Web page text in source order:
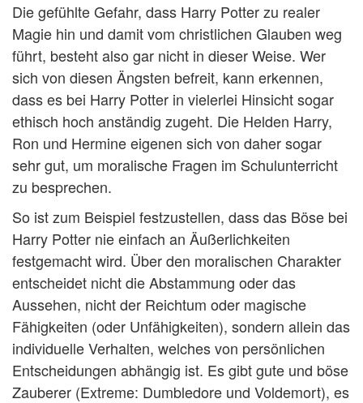
Die gefühlte Gefahr, dass Harry Potter zu realer
Magie hin und damit vom christlichen Glauben weg
führt, besteht also gar nicht in dieser Weise. Wer
sich von diesen Ängsten befreit, kann erkennen,
dass es bei Harry Potter in vielerlei Hinsicht sogar
ethisch hoch anständig zugeht. Die Helden Harry,
Ron und Hermine eigenen sich von daher sogar
sehr gut, um moralische Fragen im Schulunterricht
zu besprechen.
So ist zum Beispiel festzustellen, dass das Böse bei
Harry Potter nie einfach an Äußerlichkeiten
festgemacht wird. Über den moralischen Charakter
entscheidet nicht die Abstammung oder das
Aussehen, nicht der Reichtum oder magische
Fähigkeiten (oder Unfähigkeiten), sondern allein das
individuelle Verhalten, welches von persönlichen
Entscheidungen abhängig ist. Es gibt gute und böse
Zauberer (Extreme: Dumbledore und Voldemort), es